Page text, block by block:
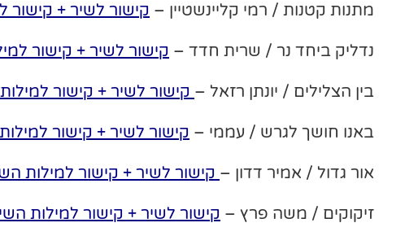
מתנות קטנות / רמי קליינשטיין – קישור לשיר + קישור
נדליק ביחד נר / שרית חדד – קישור לשיר + קישור
בין הצלילים / יונתן רזאל – קישור לשיר + קישור
באנו חושך לגרש / עממי – קישור לשיר + קישור
אור גדול / אמיר דדון – קישור לשיר + קישור למילות
זיקוקים / משה פרץ – קישור לשיר + קישור למילות